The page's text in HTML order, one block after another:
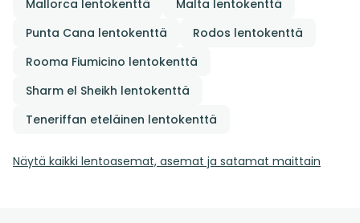
Mallorca lentokenttä
Malta lentokenttä
Punta Cana lentokenttä
Rodos lentokenttä
Rooma Fiumicino lentokenttä
Sharm el Sheikh lentokenttä
Teneriffan eteläinen lentokenttä
Näytä kaikki lentoasemat, asemat ja satamat maittain